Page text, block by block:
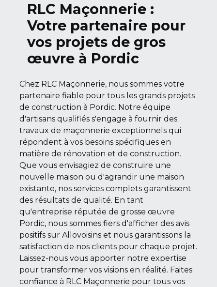
RLC Maçonnerie :
Votre partenaire pour
vos projets de gros
œuvre à Pordic
Chez RLC Maçonnerie, nous sommes votre
partenaire fiable pour tous les grands projets
de construction à Pordic. Notre équipe
d'artisans qualifiés s'engage à fournir des
travaux de maçonnerie exceptionnels qui
répondent à vos besoins spécifiques en
matière de rénovation et de construction.
Que vous envisagiez de construire une
nouvelle maison ou d'agrandir une maison
existante, nos services complets garantissent
des résultats de qualité. En tant
qu'entreprise réputée de grosse œuvre
Pordic, nous sommes fiers d'afficher des avis
positifs sur Allovoisins et nous garantissons la
satisfaction de nos clients pour chaque projet.
Laissez-nous vous apporter notre expertise
pour transformer vos visions en réalité. Faites
confiance à RLC Maçonnerie pour tous vos